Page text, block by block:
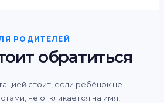
РОДИТЕЛЕЙ
обратиться
стоит, если ребёнок не
не откликается на имя,